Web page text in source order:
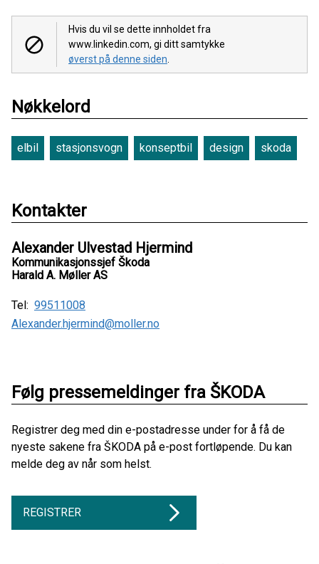
Hvis du vil se dette innholdet fra
www.linkedin.com, gi ditt samtykke
øverst på denne siden
Nøkkelord
elbil stasjonsvogn konseptbil design skoda
Kontakter
Alexander Ulvestad Hjermind
Kommunikasjonssjef Škoda
Harald A. Møller AS
Tel: 99511008
Alexander.hjermind@moller.no
Følg pressemeldinger fra ŠKODA
Registrer deg med din e-postadresse under for å få de
nyeste sakene fra ŠKODA på e-post fortløpende. Du kan
melde deg av når som helst.
REGISTRER